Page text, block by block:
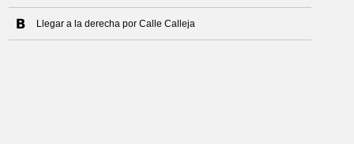
Llegar a la derecha por Calle Calleja